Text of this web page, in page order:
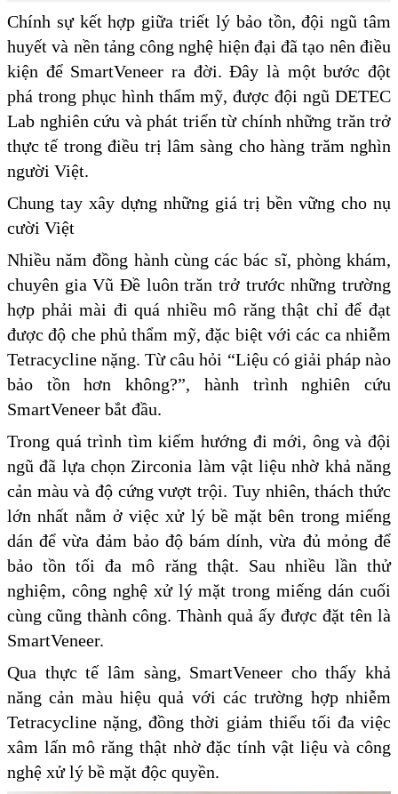
Chính sự kết hợp giữa triết lý bảo tồn, đội ngũ tâm
huyết và nền tảng công nghệ hiện đại đã tạo nên điều
kiện để SmartVeneer ra đời. Đây là một bước đột
phá trong phục hình thẩm mỹ, được đội ngũ DETEC
Lab nghiên cứu và phát triển từ chính những trăn trở
thực tế trong điều trị lâm sàng cho hàng trăm nghìn
người Việt.
Chung tay xây dựng những giá trị bền vững cho nụ
cười Việt
Nhiều năm đồng hành cùng các bác sĩ, phòng khám,
chuyên gia Vũ Đề luôn trăn trở trước những trường
hợp phải mài đi quá nhiều mô răng thật chỉ để đạt
được độ che phủ thẩm mỹ, đặc biệt với các ca nhiễm
Tetracycline nặng. Từ câu hỏi “Liệu có giải pháp nào
bảo tồn hơn không?”, hành trình nghiên cứu
SmartVeneer bắt đầu.
Trong quá trình tìm kiếm hướng đi mới, ông và đội
ngũ đã lựa chọn Zirconia làm vật liệu nhờ khả năng
cản màu và độ cứng vượt trội. Tuy nhiên, thách thức
lớn nhất nằm ở việc xử lý bề mặt bên trong miếng
dán để vừa đảm bảo độ bám dính, vừa đủ mỏng để
bảo tồn tối đa mô răng thật. Sau nhiều lần thử
nghiệm, công nghệ xử lý mặt trong miếng dán cuối
cùng cũng thành công. Thành quả ấy được đặt tên là
SmartVeneer.
Qua thực tế lâm sàng, SmartVeneer cho thấy khả
năng cản màu hiệu quả với các trường hợp nhiễm
Tetracycline nặng, đồng thời giảm thiểu tối đa việc
xâm lấn mô răng thật nhờ đặc tính vật liệu và công
nghệ xử lý bề mặt độc quyền.